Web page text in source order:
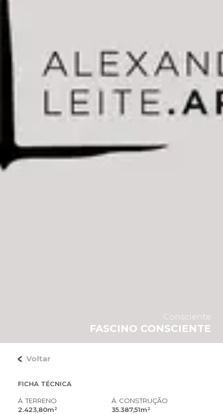
Consciente
FASCINO CONSCIENTE
Voltar
FICHA TÉCNICA
Á. TERRENO
2.423,80m²
Á. CONSTRUÇÃO
35.387,51m²